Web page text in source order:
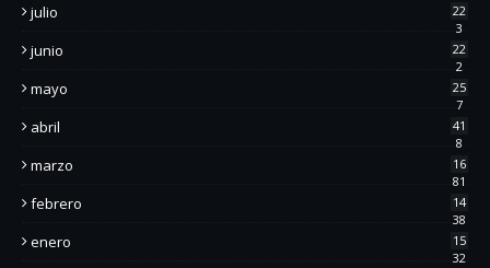
julio
22
3
junio
22
2
mayo
25
7
abril
41
8
marzo
16
81
febrero
14
38
enero
15
32